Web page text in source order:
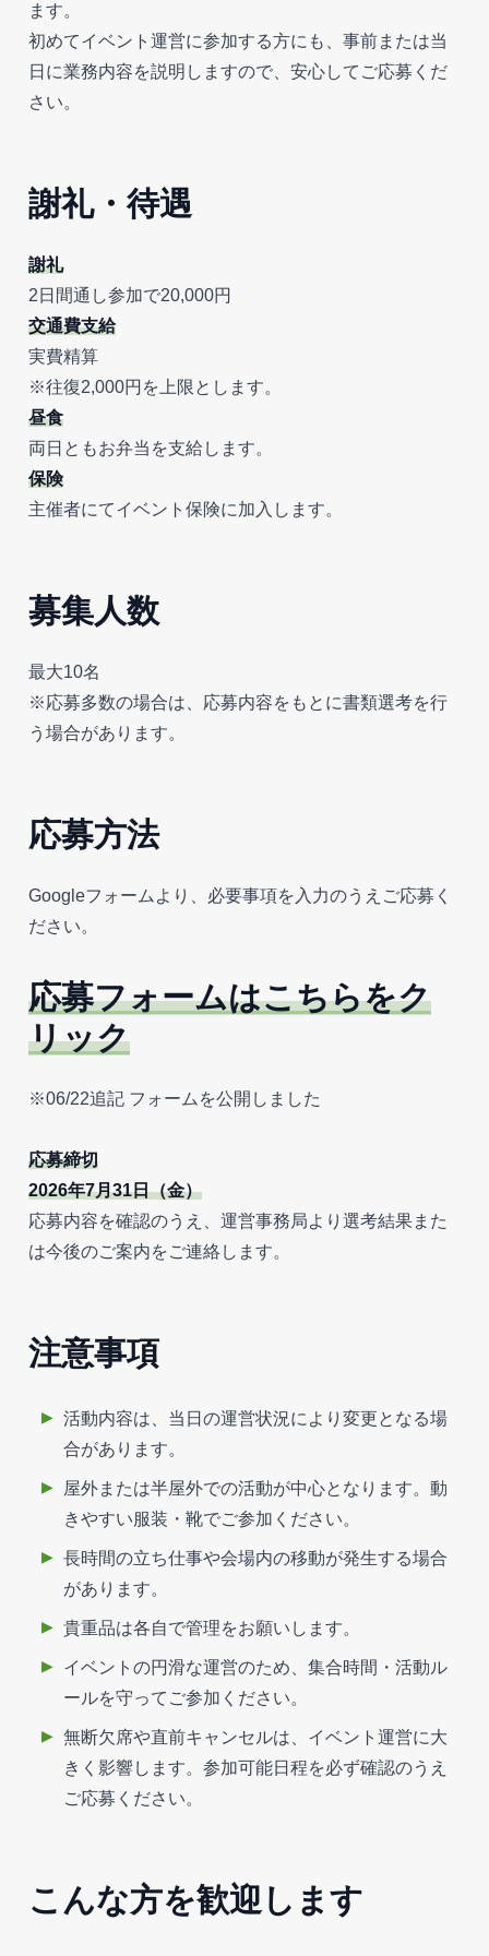
ます。
初めてイベント運営に参加する方にも、事前または当
日に業務内容を説明しますので、安心してご応募くだ
さい。
謝礼・待遇
謝礼
2日間通し参加で20,000円
交通費支給
実費精算
※往復2,000円を上限とします。
昼食
両日ともお弁当を支給します。
保険
主催者にてイベント保険に加入します。
募集人数
最大10名
※応募多数の場合は、応募内容をもとに書類選考を行
う場合があります。
応募方法
Googleフォームより、必要事項を入力のうえご応募く
ださい。
応募フォームはこちらをク
リック
※06/22追記 フォームを公開しました
応募締切
2026年7月31日（金）
応募内容を確認のうえ、運営事務局より選考結果また
は今後のご案内をご連絡します。
注意事項
活動内容は、当日の運営状況により変更となる場
合があります。
屋外または半屋外での活動が中心となります。動
きやすい服装・靴でご参加ください。
長時間の立ち仕事や会場内の移動が発生する場合
があります。
貴重品は各自で管理をお願いします。
イベントの円滑な運営のため、集合時間・活動ル
ールを守ってご参加ください。
無断欠席や直前キャンセルは、イベント運営に大
きく影響します。参加可能日程を必ず確認のうえ
ご応募ください。
こんな方を歓迎します